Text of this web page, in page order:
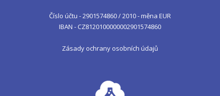
Číslo účtu - 2901574860 / 2010 - měna EUR
IBAN - CZ8120100000002901574860
Zásady ochrany osobních údajů